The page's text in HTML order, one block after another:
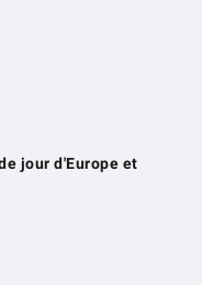
jour d'Europe et